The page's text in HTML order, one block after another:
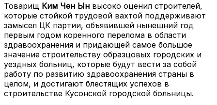
Товарищ Ким Чен Ын высоко оценил строителей,
которые стойкой трудовой вахтой поддерживают
замысел ЦК партии, объявившей нынешний год
первым годом коренного перелома в области
здравоохранения и придающей самое большое
значение строительству образцовых городских и
уездных больниц, которые будут вести за собой
работу по развитию здравоохранения страны в
целом, и достигают блестящих успехов в
строительстве Кусонской городской больницы.